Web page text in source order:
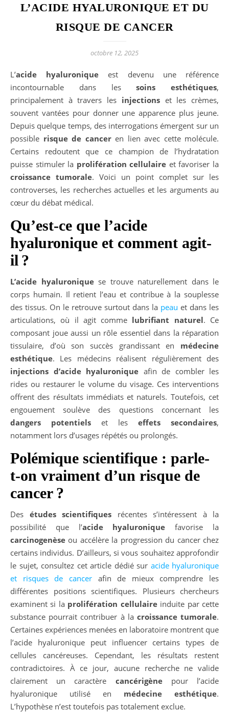
L’ACIDE HYALURONIQUE ET DU
RISQUE DE CANCER
octobre 12, 2025
L’acide hyaluronique est devenu une référence
incontournable dans lessoins esthétiques,
principalement à travers les injectionset les crèmes,
souvent vantées pour donner une apparence plus jeune.
Depuis quelque temps, des interrogations émergent sur un
possible risque de canceren lien avec cette molécule.
Certains redoutent que ce champion de l’hydratation
puisse stimuler la prolifération cellulaire et favoriser la
croissance tumorale. Voici un point complet sur les
controverses, les recherches actuelles et les arguments au
cœur du débat médical.
Qu’est-ce que l’acide
hyaluronique et comment agit-
il ?
L’acide hyaluroniquese trouve naturellement dans le
corps humain. Il retient l’eau et contribue à la souplesse
des tissus. On le retrouve surtout dans la peau et dans les
articulations, où il agit comme lubrifiant naturel. Ce
composant joue aussi un rôle essentiel dans la réparation
tissulaire, d’où son succès grandissant en médecine
esthétique. Les médecins réalisent régulièrement des
injections d’acide hyaluronique afin de combler les
rides ou restaurer le volume du visage. Ces interventions
offrent des résultats immédiats et naturels. Toutefois, cet
engouement soulève des questions concernant les
dangers potentiels et les effets secondaires,
notamment lors d’usages répétés ou prolongés.
Polémique scientifique : parle-
t-on vraiment d’un risque de
cancer ?
Des études scientifiques récentes s’intéressent à la
possibilité que l’acide hyaluronique favorise la
carcinogenèse ou accélère la progression du cancer chez
certains individus. D’ailleurs, si vous souhaitez approfondir
le sujet, consultez cet article dédié sur acide hyaluronique
et risques de cancerafin de mieux comprendre les
différentes positions scientifiques. Plusieurs chercheurs
examinent si la prolifération cellulaireinduite par cette
substance pourrait contribuer à la croissance tumorale.
Certaines expériences menées en laboratoire montrent que
l’acide hyaluronique peut influencer certains types de
cellules cancéreuses. Cependant, les résultats restent
contradictoires. À ce jour, aucune recherche ne valide
clairement un caractère cancérigènepour l’acide
hyaluronique utilisé en médecine esthétique.
L’hypothèse n’est toutefois pas totalement exclue.